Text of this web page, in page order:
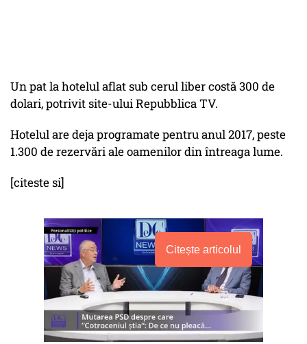
Un pat la hotelul aflat sub cerul liber costă 300 de
dolari, potrivit site-ului Repubblica TV.
Hotelul are deja programate pentru anul 2017, peste
1.300 de rezervări ale oamenilor din întreaga lume.
[citeste si]
Citește articolul